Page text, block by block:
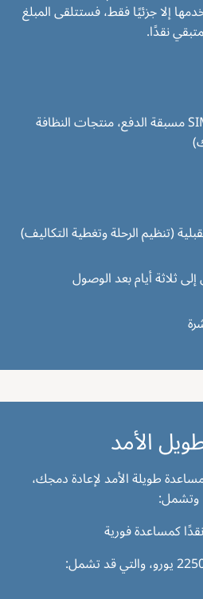
إلا جزئيًا فقط، فستتلقى المبلغ
نقدًا.
باقة الترحيب (بطاقة SIM مسبقة الدفع، منتجات النظافة
(تنظيم الرحلة وتغطية التكاليف)
ثلاثة أيام بعد الوصول
الأمد
طويلة الأمد لإعادة دمجك،
وتشمل: